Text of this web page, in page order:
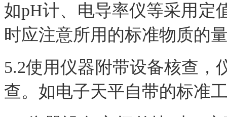
如pH计、电导率仪等采用定
时应注意所用的标准物质的
5.2使用仪器附带设备核查，
查。如电子天平自带的标准